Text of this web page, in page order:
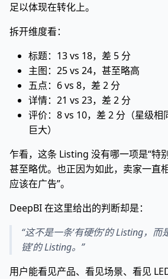
足以体现在转化上。
拆开维度看：
标题：13 vs 18，差 5 分
主图：25 vs 24，甚至略高
五点：6 vs 8，差 2 分
详情：21 vs 23，差 2 分
评价：8 vs 10，差 2 分（星级相
巨大）
乍看，这条 Listing 没有哪一项是“特
甚至略优。也正因为如此，卖家一直
应该在广告”。
DeepBI 在这里给出的判断却是：
“这不是一条‘有硬伤’的 Listing，而
链’的 Listing。”
用户能看见产品、看见场景、看见